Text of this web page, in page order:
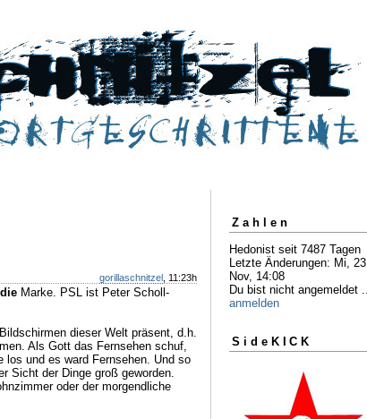
gorillaschnitzel , 11:23h
die Marke. PSL ist Peter Scholl-
dieser Welt präsent, d.h.
Als Gott das Fernsehen schuf,
und es ward Fernsehen. Und so
Sicht der Dinge groß geworden.
oder der morgendliche
Zahlen
Hedonist seit 7487 Tagen
Letzte Änderungen: Mi, 23.
Nov, 14:08
Du bist nicht angemeldet ...
anmelden
SideKICK